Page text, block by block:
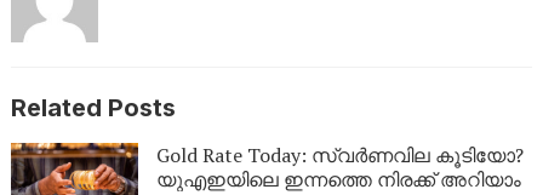
Related Posts
Gold Rate Today: സ്വര്‍ണവില കൂടിയോ?
യുഎഇയിലെ ഇന്നത്തെ നിരക്ക് അറിയാം